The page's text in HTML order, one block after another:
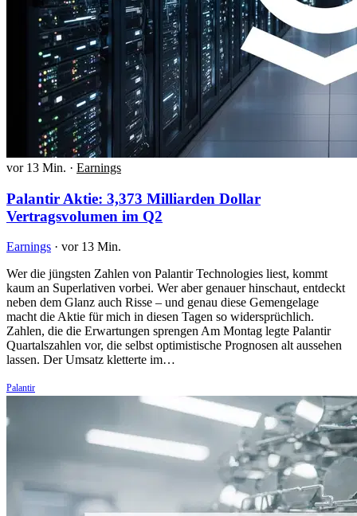
vor 13 Min. · Earnings
Palantir Aktie: 3,373 Milliarden Dollar
Vertragsvolumen im Q2
Earnings · vor 13 Min.
Wer die jüngsten Zahlen von Palantir Technologies liest, kommt
kaum an Superlativen vorbei. Wer aber genauer hinschaut, entdeckt
neben dem Glanz auch Risse – und genau diese Gemengelage
macht die Aktie für mich in diesen Tagen so widersprüchlich.
Zahlen, die die Erwartungen sprengen Am Montag legte Palantir
Quartalszahlen vor, die selbst optimistische Prognosen alt aussehen
lassen. Der Umsatz kletterte im…
Palantir